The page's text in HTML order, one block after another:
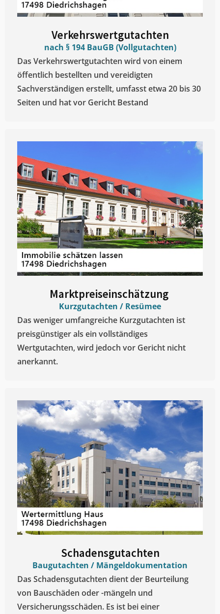
Verkehrswertgutachten
nach § 194 BauGB (Vollgutachten)
Das Verkehrswertgutachten wird von einem
öffentlich bestellten und vereidigten
Sachverständigen erstellt, umfasst etwa 20 bis 30
Seiten und hat vor Gericht Bestand
Marktpreiseinschätzung ​
Kurzgutachten / Resümee
Das weniger umfangreiche Kurzgutachten ist
preisgünstiger als ein vollständiges
Wertgutachten, wird jedoch vor Gericht nicht
anerkannt.
Schadensgutachten
Baugutachten / Mängeldokumentation
Das Schadensgutachten dient der Beurteilung
von Bauschäden oder -mängeln und
Versicherungsschäden. Es ist bei einer